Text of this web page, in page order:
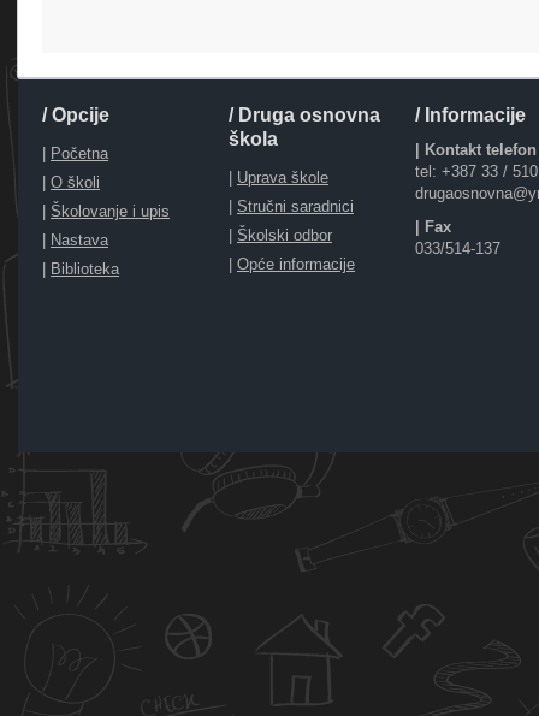
/ Opcije
Početna
O školi
Školovanje i upis
Nastava
Biblioteka
/ Druga osnovna
škola
Uprava škole
Stručni saradnici
Školski odbor
Opće informacije
/ Informacije
| Kontakt telefon
tel: +387 33 /
| Fax
033/514-137